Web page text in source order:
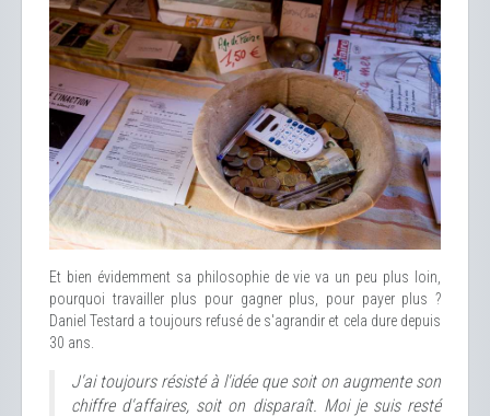
Et bien évidemment sa philosophie de vie va un peu plus loin,
pourquoi travailler plus pour gagner plus, pour payer plus ?
Daniel Testard a toujours refusé de s'agrandir et cela dure depuis
30 ans.
J'ai toujours résisté à l'idée que soit on augmente son
chiffre d'affaires, soit on disparaît. Moi je suis resté